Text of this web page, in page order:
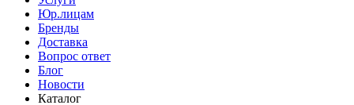
Юр.лицам
Бренды
Доставка
Вопрос ответ
Блог
Новости
Каталог